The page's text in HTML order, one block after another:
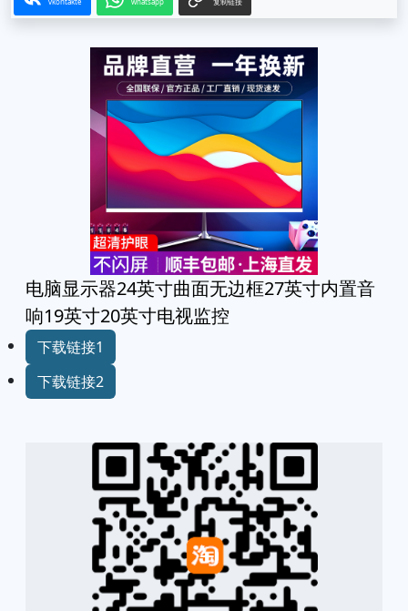
电脑显示器24英寸曲面无边框27英寸内置音
响19英寸20英寸电视监控
下载链接1
下载链接2